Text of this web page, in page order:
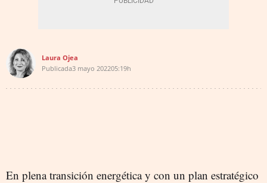
Laura Ojea
Publicada3 mayo 202205:19h
En plena transición energética y con un plan estratégico